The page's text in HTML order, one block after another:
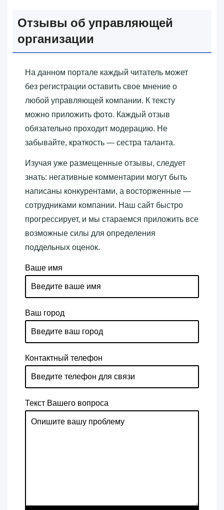
Отзывы об управляющей
организации
На данном портале каждый читатель может
без регистрации оставить свое мнение о
любой управляющей компании. К тексту
можно приложить фото. Каждый отзыв
обязательно проходит модерацию. Не
забывайте, краткость — сестра таланта.
Изучая уже размещенные отзывы, следует
знать: негативные комментарии могут быть
написаны конкурентами, а восторженные —
сотрудниками компании. Наш сайт быстро
прогрессирует, и мы стараемся приложить все
возможные силы для определения
поддельных оценок.
Ваше имя
Ваш город
Контактный телефон
Текст Вашего вопроса